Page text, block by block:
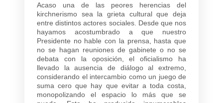
Acaso una de las peores herencias del
kirchnerismo sea la grieta cultural que deja
entre distintos actores sociales. Desde que nos
hayamos acostumbrado a que nuestro
Presidente no hable con la prensa, hasta que
no se hagan reuniones de gabinete o no se
debata con la oposición, el oficialismo ha
llevado la ausencia de diálogo al extremo,
considerando el intercambio como un juego de
suma cero que hay que evitar a toda costa,
monopolizando el espacio lo más que se